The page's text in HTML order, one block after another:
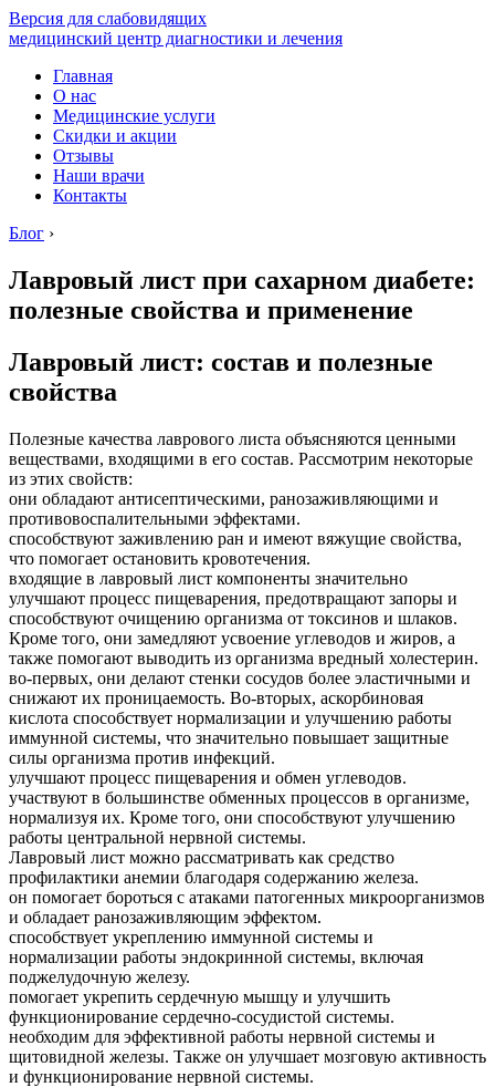
Версия для слабовидящих
медицинский центр диагностики и лечения
Главная
О нас
Медицинские услуги
Скидки и акции
Отзывы
Наши врачи
Контакты
Блог ›
Лавровый лист при сахарном диабете:
полезные свойства и применение
Лавровый лист: состав и полезные
свойства
Полезные качества лаврового листа объясняются ценными
веществами, входящими в его состав. Рассмотрим некоторые
из этих свойств:
они обладают антисептическими, ранозаживляющими и
противовоспалительными эффектами.
способствуют заживлению ран и имеют вяжущие свойства,
что помогает остановить кровотечения.
входящие в лавровый лист компоненты значительно
улучшают процесс пищеварения, предотвращают запоры и
способствуют очищению организма от токсинов и шлаков.
Кроме того, они замедляют усвоение углеводов и жиров, а
также помогают выводить из организма вредный холестерин.
во-первых, они делают стенки сосудов более эластичными и
снижают их проницаемость. Во-вторых, аскорбиновая
кислота способствует нормализации и улучшению работы
иммунной системы, что значительно повышает защитные
силы организма против инфекций.
улучшают процесс пищеварения и обмен углеводов.
участвуют в большинстве обменных процессов в организме,
нормализуя их. Кроме того, они способствуют улучшению
работы центральной нервной системы.
Лавровый лист можно рассматривать как средство
профилактики анемии благодаря содержанию железа.
он помогает бороться с атаками патогенных микроорганизмов
и обладает ранозаживляющим эффектом.
способствует укреплению иммунной системы и
нормализации работы эндокринной системы, включая
поджелудочную железу.
помогает укрепить сердечную мышцу и улучшить
функционирование сердечно-сосудистой системы.
необходим для эффективной работы нервной системы и
щитовидной железы. Также он улучшает мозговую активность
и функционирование нервной системы.